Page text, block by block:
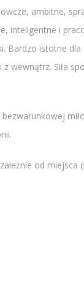
ambitne,
inteligentne i
Bardzo istotne
wewnątrz. Siła
od